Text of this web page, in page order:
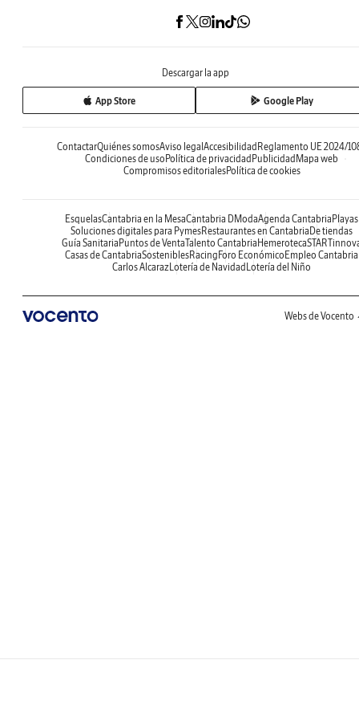
Descargar la app
App Store Google Play
ContactarQuiénes somosAviso legal Accesibilidad Reglamento UE 2024/
Condiciones de uso Política de privacidad Publicidad Mapa web
Compromisos editorialesPolítica de cookies
EsquelasCantabria en la MesaCantabria DModaAgenda Cantabria Playas
Soluciones digitales para PymesRestaurantes en Cantabria De tiendas
Guía Sanitaria Puntos de VentaTalento Cantabria Hemeroteca
Casas de CantabriaSosteniblesRacing Foro Económico Empleo Cantabria
Carlos AlcarazLotería de Navidad Lotería del Niño
Webs de Vocento